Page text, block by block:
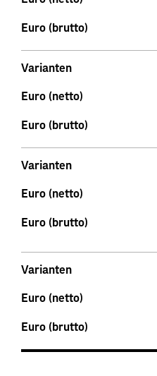
Euro (brutto)
Varianten
Euro (netto)
Euro (brutto)
Varianten
Euro (netto)
Euro (brutto)
Varianten
Euro (netto)
Euro (brutto)